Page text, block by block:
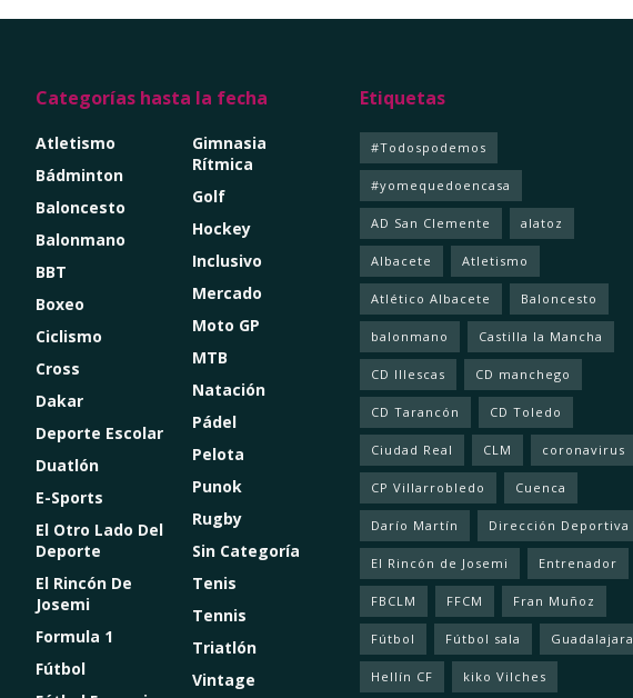
Categorías hasta la fecha
Atletismo
Bádminton
Baloncesto
Balonmano
BBT
Boxeo
Ciclismo
Cross
Dakar
Deporte Escolar
Duatlón
E-Sports
El Otro Lado Del
Deporte
El Rincón De
Josemi
Formula 1
Fútbol
Gimnasia
Rítmica
Golf
Hockey
Inclusivo
Mercado
Moto GP
MTB
Natación
Pádel
Pelota
Punok
Rugby
Sin Categoría
Tenis
Tennis
Triatlón
Vintage
Etiquetas
#Todospodemos
#yomequedoencasa
AD San Clemente alatoz
Albacete Atletismo
Atlético Albacete Baloncesto
balonmano Castilla la Mancha
CD Illescas CD manchego
CD Tarancón CD Toledo
Ciudad Real CLM coronavirus
CP Villarrobledo Cuenca
Darío Martín Dirección Deportiva
El Rincón de Josemi Entrenador
FBCLM FFCM Fran Muñoz
Fútbol Fútbol sala Guadalajara
Hellín CF kiko Vilches